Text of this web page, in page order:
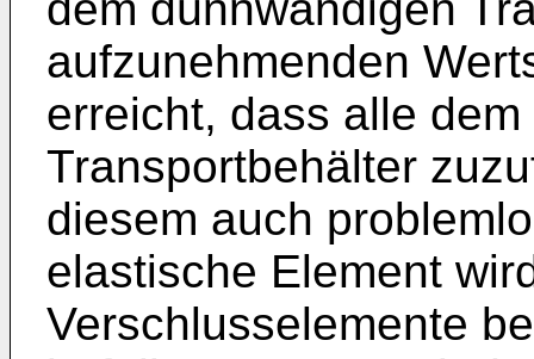
aufzunehmenden
erreicht, dass alle
Transportbehälter
diesem auch
elastische Element
Verschlusselemente